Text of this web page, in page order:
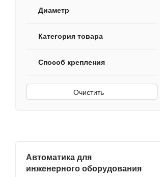
Диаметр
Категория товара
Способ крепления
Очистить
Автоматика для
инженерного оборудования